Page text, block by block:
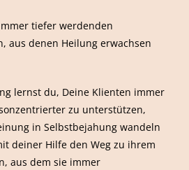
tiefer werdenden
aus denen Heilung erwachsen
lernst du, Deine Klienten immer
zu unterstützen,
in Selbstbejahung wandeln
deiner Hilfe den Weg zu ihrem
aus dem sie immer